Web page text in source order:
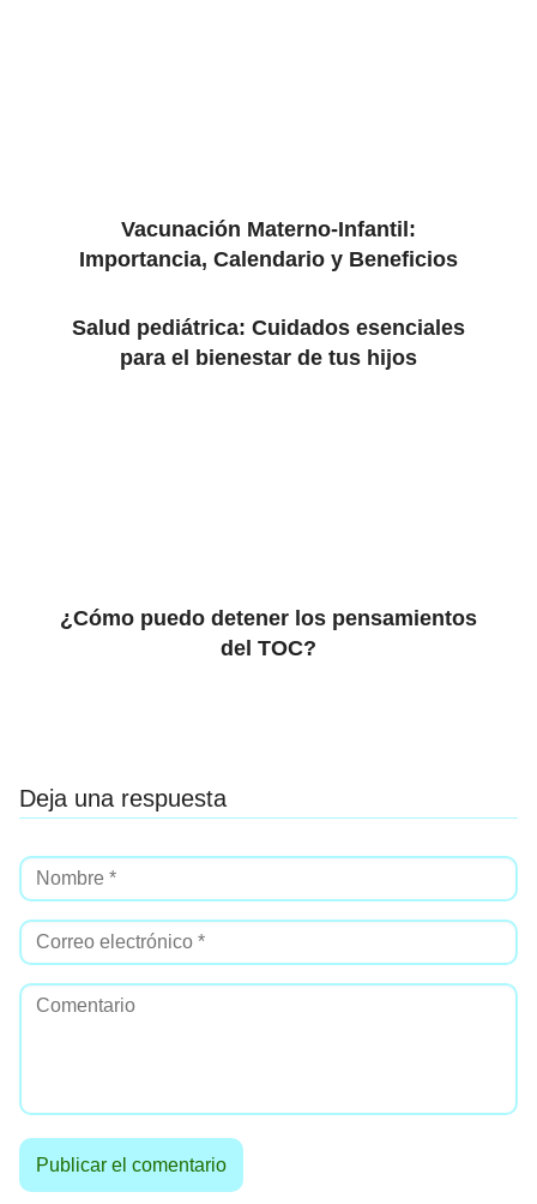
Vacunación Materno-Infantil:
Importancia, Calendario y Beneficios
Salud pediátrica: Cuidados esenciales
para el bienestar de tus hijos
¿Cómo puedo detener los pensamientos
del TOC?
Deja una respuesta